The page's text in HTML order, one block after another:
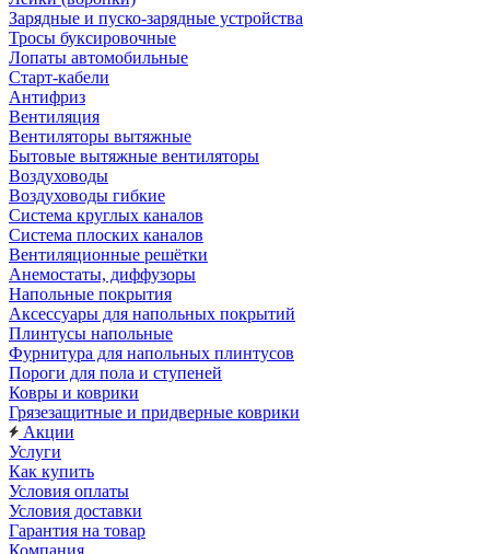
Зарядные и пуско-зарядные устройства
Тросы буксировочные
Лопаты автомобильные
Старт-кабели
Антифриз
Вентиляция
Вентиляторы вытяжные
Бытовые вытяжные вентиляторы
Воздуховоды
Воздуховоды гибкие
Система круглых каналов
Система плоских каналов
Вентиляционные решётки
Анемостаты, диффузоры
Напольные покрытия
Аксессуары для напольных покрытий
Плинтусы напольные
Фурнитура для напольных плинтусов
Пороги для пола и ступеней
Ковры и коврики
Грязезащитные и придверные коврики
Акции
Услуги
Как купить
Условия оплаты
Условия доставки
Гарантия на товар
Компания